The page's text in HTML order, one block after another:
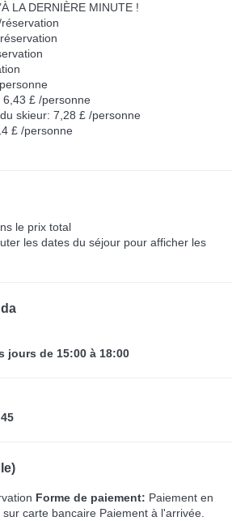
LA DERNIÈRE MINUTE !
£ /personne
skieur: 7,28 £ /personne
£ /personne
le prix total
les dates du séjour pour afficher les
jours de 15:00 à 18:00
Forme de paiement: Paiement en
carte bancaire Paiement à l'arrivée.